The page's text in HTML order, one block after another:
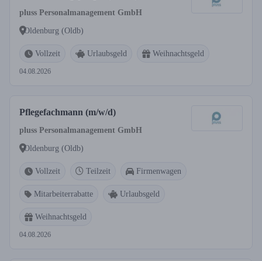
pluss Personalmanagement GmbH
Oldenburg (Oldb)
Vollzeit Urlaubsgeld Weihnachtsgeld
04.08.2026
Pflegefachmann (m/w/d)
pluss Personalmanagement GmbH
Oldenburg (Oldb)
Vollzeit Teilzeit Firmenwagen
Mitarbeiterrabatte Urlaubsgeld
Weihnachtsgeld
04.08.2026